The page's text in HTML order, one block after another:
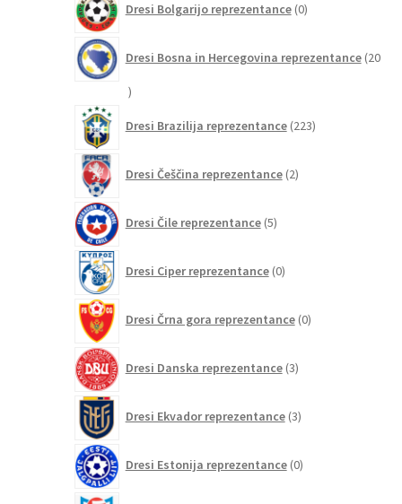
Dresi Bolgarijo reprezentance 0izdelkov
Dresi Bosna in Hercegovina reprezentance 20
20
Dresi Brazilija reprezentance 223izdelkov
Dresi Češčina reprezentance 2izdelka
Dresi Čile reprezentance 5izdelkov
Dresi Ciper reprezentance 0izdelkov
Dresi Črna gora reprezentance 0izdelkov
Dresi Danska reprezentance 3izdelki
Dresi Ekvador reprezentance 3izdelki
Dresi Estonija reprezentance 0izdelkov